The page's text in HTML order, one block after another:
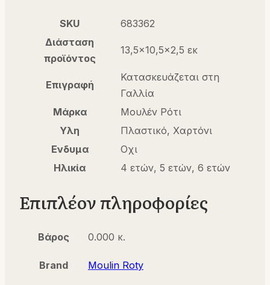
SKU
683362
Διάσταση
προϊόντος
13,5×10,5×2,5 εκ
Επιγραφή
Κατασκευάζεται στη
Γαλλία
Μάρκα
Μουλέν Ρότι
Υλη
Πλαστικό, Χαρτόνι
Ενδυμα
Οχι
Ηλικία
4 ετών, 5 ετών, 6 ετών
Επιπλέον πληροφορίες
Βάρος 0.000 κ.
Brand Moulin Roty